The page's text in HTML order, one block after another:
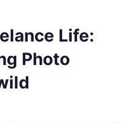
Life:
Photo